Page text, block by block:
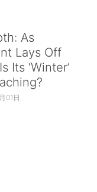
As
Lays Off
Its ‘Winter’
01日